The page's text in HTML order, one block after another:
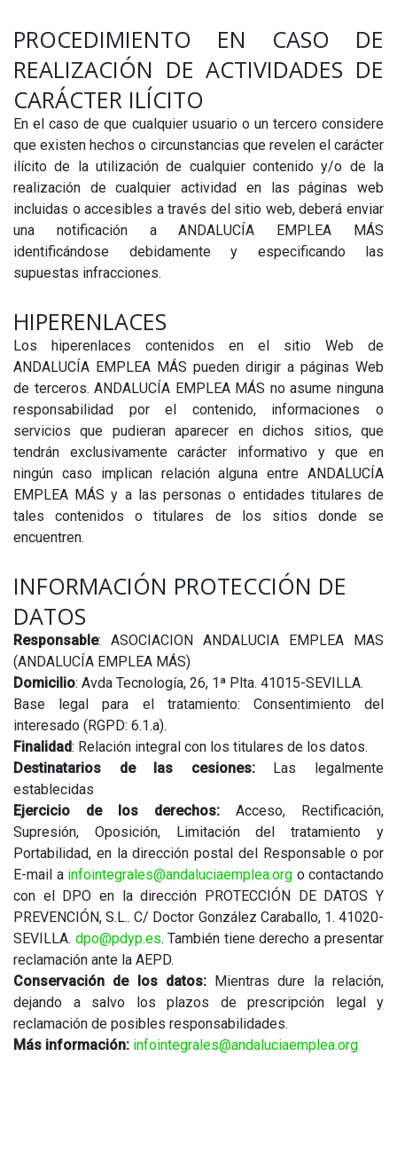
PROCEDIMIENTO EN CASO DE
REALIZACIÓN DE ACTIVIDADES DE
CARÁCTER ILÍCITO
En el caso de que cualquier usuario o un tercero considere
que existen hechos o circunstancias que revelen el carácter
ilícito de la utilización de cualquier contenido y/o de la
realización de cualquier actividad en las páginas web
incluidas o accesibles a través del sitio web, deberá enviar
una notificación a ANDALUCÍA EMPLEA MÁS
identificándose debidamente y especificando las
supuestas infracciones.
HIPERENLACES
Los hiperenlaces contenidos en el sitio Web de
ANDALUCÍA EMPLEA MÁS pueden dirigir a páginas Web
de terceros. ANDALUCÍA EMPLEA MÁS no asume ninguna
responsabilidad por el contenido, informaciones o
servicios que pudieran aparecer en dichos sitios, que
tendrán exclusivamente carácter informativo y que en
ningún caso implican relación alguna entre ANDALUCÍA
EMPLEA MÁS y a las personas o entidades titulares de
tales contenidos o titulares de los sitios donde se
encuentren.
INFORMACIÓN PROTECCIÓN DE
DATOS
Responsable: ASOCIACION ANDALUCIA EMPLEA MAS
(ANDALUCÍA EMPLEA MÁS)
Domicilio: Avda Tecnología, 26, 1ª Plta. 41015-SEVILLA.
Base legal para el tratamiento: Consentimiento del
interesado (RGPD: 6.1.a).
Finalidad: Relación integral con los titulares de los datos.
Destinatarios de las cesiones: Las legalmente
establecidas
Ejercicio de los derechos: Acceso, Rectificación,
Supresión, Oposición, Limitación del tratamiento y
Portabilidad, en la dirección postal del Responsable o por
E-mail a infointegrales@andaluciaemplea.org o contactando
con el DPO en la dirección PROTECCIÓN DE DATOS Y
PREVENCIÓN, S.L.. C/ Doctor González Caraballo, 1. 41020-
SEVILLA. dpo@pdyp.es. También tiene derecho a presentar
reclamación ante la AEPD.
Conservación de los datos:Mientras dure la relación,
dejando a salvo los plazos de prescripción legal y
reclamación de posibles responsabilidades.
Más información: infointegrales@andaluciaemplea.org